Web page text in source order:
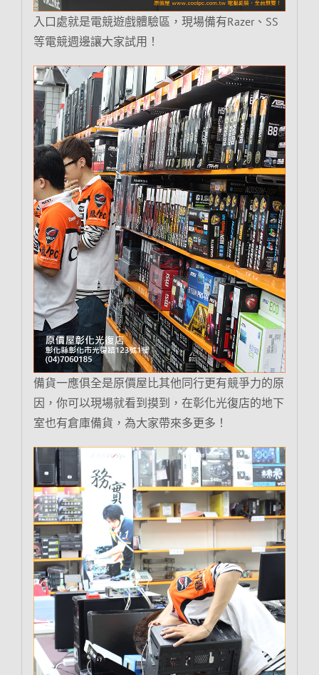
入口處就是電競遊戲體驗區，現場備有Razer、SS
等電競週邊讓大家試用！
備貨一應俱全是原價屋比其他同行更有競爭力的原
因，你可以現場就看到摸到，在彰化光復店的地下
室也有倉庫備貨，為大家帶來多更多！